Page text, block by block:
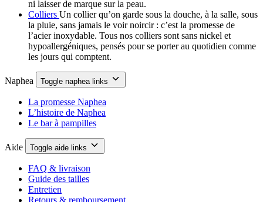
ni laisser de marque sur la peau.
Colliers Un collier qu’on garde sous la douche, à la salle, sous
la pluie, sans jamais le voir noircir : c’est la promesse de
l’acier inoxydable. Tous nos colliers sont sans nickel et
hypoallergéniques, pensés pour se porter au quotidien comme
les jours qui comptent.
Naphea Toggle naphea links
La promesse Naphea
L’histoire de Naphea
Le bar à pampilles
Aide Toggle aide links
FAQ & livraison
Guide des tailles
Entretien